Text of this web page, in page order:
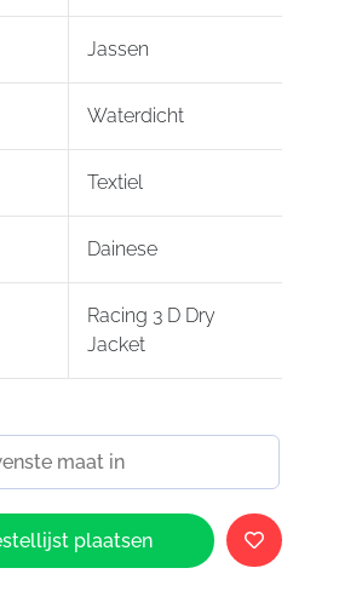
Jassen
Waterdicht
Textiel
Dainese
Racing 3 D Dry
Jacket
plaatsen